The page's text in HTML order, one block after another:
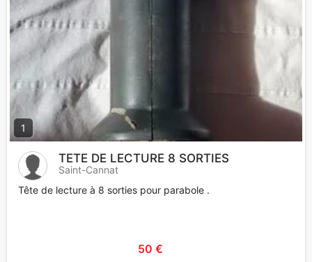
1
TETE DE LECTURE 8 SORTIES
Saint-Cannat
Tête de lecture à 8 sorties pour parabole .
50 €